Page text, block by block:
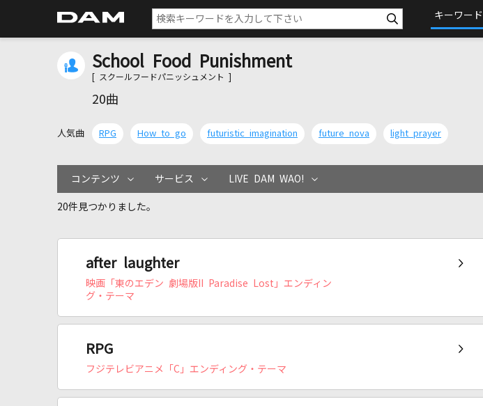
キーワード
School Food Punishment
[ スクールフードパニッシュメント ]
20曲
人気曲 RPG How to go futuristic imagination future nova light prayer
コンテンツ サービス LIVE DAM WAO!
20件見つかりました。
after laughter
映画「東のエデン 劇場版II Paradise Lost」エンディン
グ・テーマ
RPG
フジテレビアニメ「C」エンディング・テーマ